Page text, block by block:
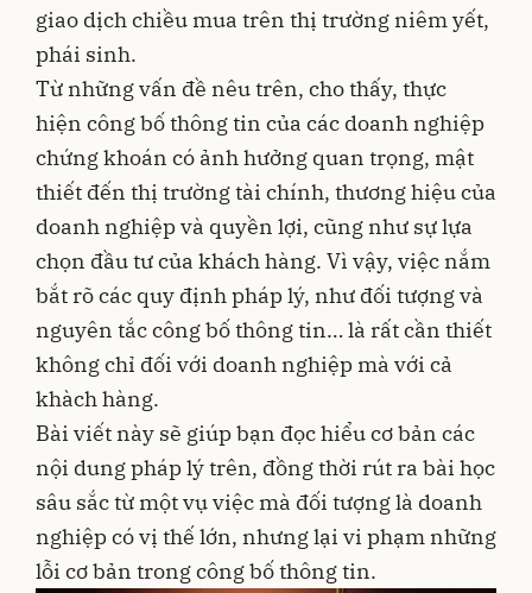
giao dịch chiều mua trên thị trường niêm yết,
phái sinh.
Từ những vấn đề nêu trên, cho thấy, thực
hiện công bố thông tin của các doanh nghiệp
chứng khoán có ảnh hưởng quan trọng, mật
thiết đến thị trường tài chính, thương hiệu của
doanh nghiệp và quyền lợi, cũng như sự lựa
chọn đầu tư của khách hàng. Vì vậy, việc nắm
bắt rõ các quy định pháp lý, như đối tượng và
nguyên tắc công bố thông tin… là rất cần thiết
không chỉ đối với doanh nghiệp mà với cả
khàch hàng.
Bài viết này sẽ giúp bạn đọc hiểu cơ bản các
nội dung pháp lý trên, đồng thời rút ra bài học
sâu sắc từ một vụ việc mà đối tượng là doanh
nghiệp có vị thế lớn, nhưng lại vi phạm những
lỗi cơ bản trong công bố thông tin.